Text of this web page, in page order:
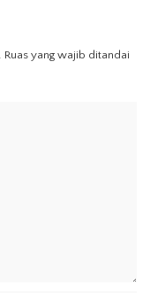
Ruas yang wajib ditandai